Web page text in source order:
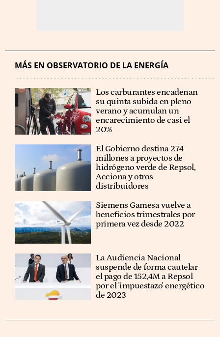
MÁS EN OBSERVATORIO DE LA ENERGÍA
Los carburantes encadenan
su quinta subida en pleno
verano y acumulan un
encarecimiento de casi el
20%
El Gobierno destina 274
millones a proyectos de
hidrógeno verde de Repsol,
Acciona y otros
distribuidores
Siemens Gamesa vuelve a
beneficios trimestrales por
primera vez desde 2022
La Audiencia Nacional
suspende de forma cautelar
el pago de 152,4M a Repsol
por el 'impuestazo' energético
de 2023